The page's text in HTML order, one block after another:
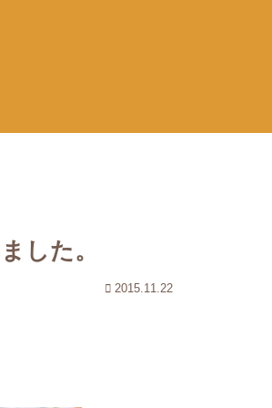
した。
2015.11.22